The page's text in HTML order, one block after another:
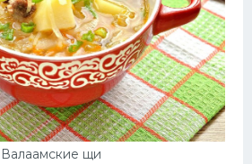
Валаамские щи